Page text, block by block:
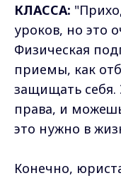
КЛАССА:
уроков, но это
Физическая
приемы, как
защищать себя.
права, и
это нужно в
Конечно,